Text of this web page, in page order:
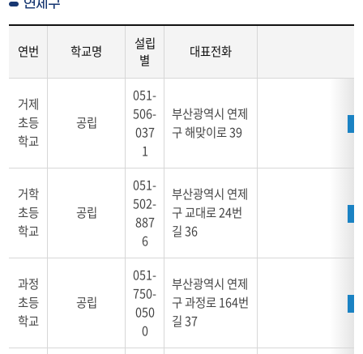
연제구
내
제
연
번,
학
명,
설
연번 학교명
설립
별
대표전화
거제
초등
학교
공립
051-
506-
037
1
부산광역시 연제
구 해맞이로 39
거학
초등
학교
공립
051-
502-
887
6
부산광역시 연제
구 교대로 24번
길 36
과정
초등
학교
공립
051-
750-
050
0
부산광역시 연제
구 과정로 164번
길 37